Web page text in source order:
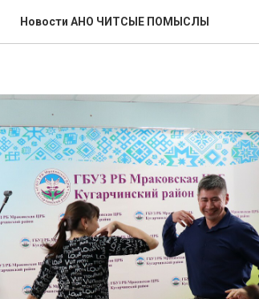
Новости АНО ЧИТСЫЕ ПОМЫСЛЫ
Мраковской ЦРБ